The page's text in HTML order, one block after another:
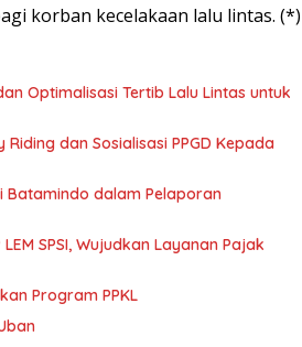
korban kecelakaan lalu lintas. (*)
Optimalisasi Tertib Lalu Lintas untuk
dan Sosialisasi PPGD Kepada
Batamindo dalam Pelaporan
SPSI, Wujudkan Layanan Pajak
Program PPKL